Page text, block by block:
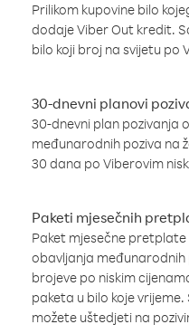
Prilikom kupovine bilo
dodaje Viber Out kredit.
bilo koji broj na svijetu po
30-dnevni planovi
30-dnevni plan pozivanja
međunarodnih poziva na
30 dana po Viberovim
Paketi mjesečnih
Paket mjesečne
obavljanja međunarodnih
brojeve po niskim
paketa u bilo koje
možete uštedjeti na